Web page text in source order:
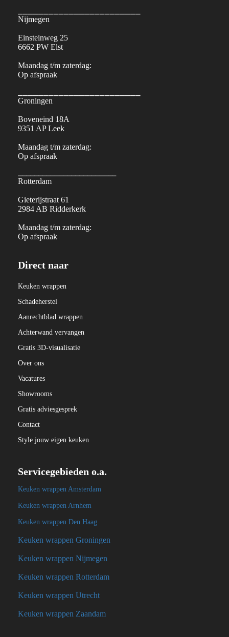
Nijmegen
Einsteinweg 25
6662 PW Elst
Maandag t/m zaterdag:
Op afspraak
Groningen
Boveneind 18A
9351 AP Leek
Maandag t/m zaterdag:
Op afspraak
Rotterdam
Gieterijstraat 61
2984 AB Ridderkerk
Maandag t/m zaterdag:
Op afspraak
Direct naar
Keuken wrappen
Schadeherstel
Aanrechtblad wrappen
Achterwand vervangen
Gratis 3D-visualisatie
Over ons
Vacatures
Showrooms
Gratis adviesgesprek
Contact
Style jouw eigen keuken
Servicegebieden o.a.
Keuken wrappen Amsterdam
Keuken wrappen Arnhem
Keuken wrappen Den Haag
Keuken wrappen Groningen
Keuken wrappen Nijmegen
Keuken wrappen Rotterdam
Keuken wrappen Utrecht
Keuken wrappen Zaandam